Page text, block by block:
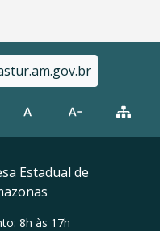
Estadual de
8h às 17h